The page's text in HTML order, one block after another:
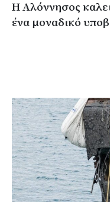
Η Αλόννησος
ένα μοναδικό